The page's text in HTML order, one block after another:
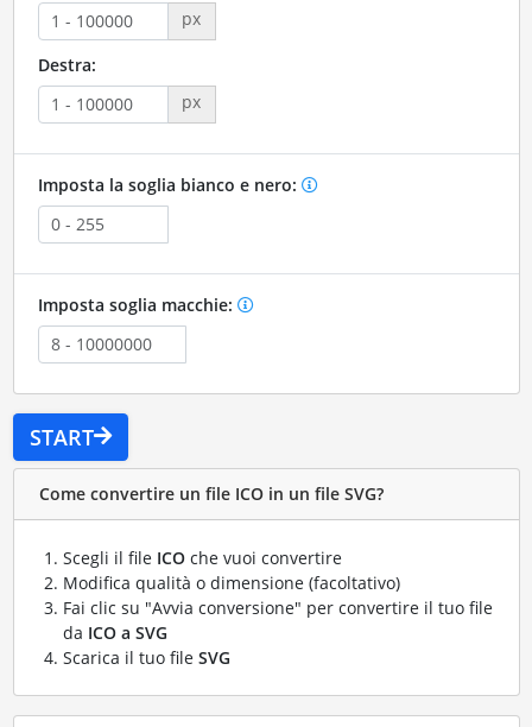
px
Destra:
px
Imposta la soglia bianco e nero:
Imposta soglia macchie:
START
Come convertire un file ICO in un file SVG?
Scegli il file ICOche vuoi convertire
Modifica qualità o dimensione (facoltativo)
Fai clic su "Avvia conversione" per convertire il tuo file
da ICO a SVG
Scarica il tuo file SVG